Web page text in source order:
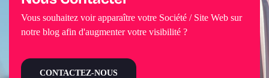
Vous souhaitez voir apparaître votre Société / Site Web sur
notre blog afin d'augmenter votre visibilité ?
CONTACTEZ-NOUS